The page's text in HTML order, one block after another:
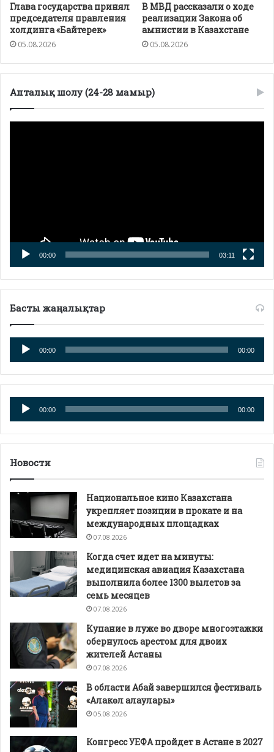
Глава государства принял
председателя правления
холдинга «Байтерек»
05.08.2026
В МВД рассказали о ходе
реализации Закона об
амнистии в Казахстане
05.08.2026
Апталық шолу (24-28 мамыр)
00:00 03:11
Басты жаңалықтар
Аудиоплеер
00:00 00:00
Аудиоплеер
00:00 00:00
Новости
Национальное кино Казахстана
укрепляет позиции в прокате и на
международных площадках
07.08.2026
Когда счет идет на минуты:
медицинская авиация Казахстана
выполнила более 1300 вылетов за
семь месяцев
07.08.2026
Купание в луже во дворе многоэтажки
обернулось арестом для двоих
жителей Астаны
07.08.2026
В области Абай завершился фестиваль
«Алакөл алаулары»
05.08.2026
Конгресс УЕФА пройдет в Астане в 2027